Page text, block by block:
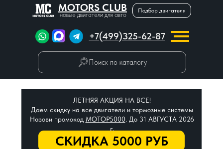
MOTORS CLUB
новые двигатели для авто
Подбор двигателя
+7(499)325-62-87
Поиск по каталогу
СКИДКА 5000 РУБ
ЛЕТНЯЯ АКЦИЯ НА ВСЕ!
Даем скидку на все двигатели и тормозные системы
Назови промокод МОТОР5000. До 31 АВГУСТА 2026
г.